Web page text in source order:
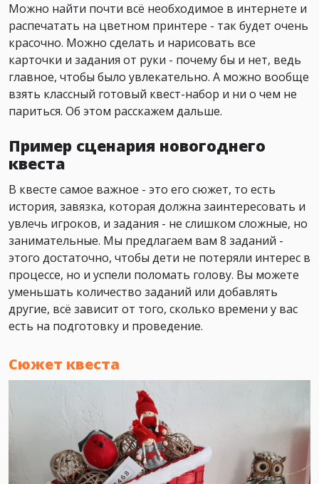
Можно найти почти всё необходимое в интернете и
распечатать на цветном принтере - так будет очень
красочно. Можно сделать и нарисовать все
карточки и задания от руки - почему бы и нет, ведь
главное, чтобы было увлекательно. А можно вообще
взять классный готовый квест-набор и ни о чем не
париться. Об этом расскажем дальше.
Пример сценария новогоднего
квеста
В квесте самое важное - это его сюжет, то есть
история, завязка, которая должна заинтересовать и
увлечь игроков, и задания - не слишком сложные, но
занимательные. Мы предлагаем вам 8 заданий -
этого достаточно, чтобы дети не потеряли интерес в
процессе, но и успели поломать голову. Вы можете
уменьшать количество заданий или добавлять
другие, всё зависит от того, сколько времени у вас
есть на подготовку и проведение.
Сюжет квеста